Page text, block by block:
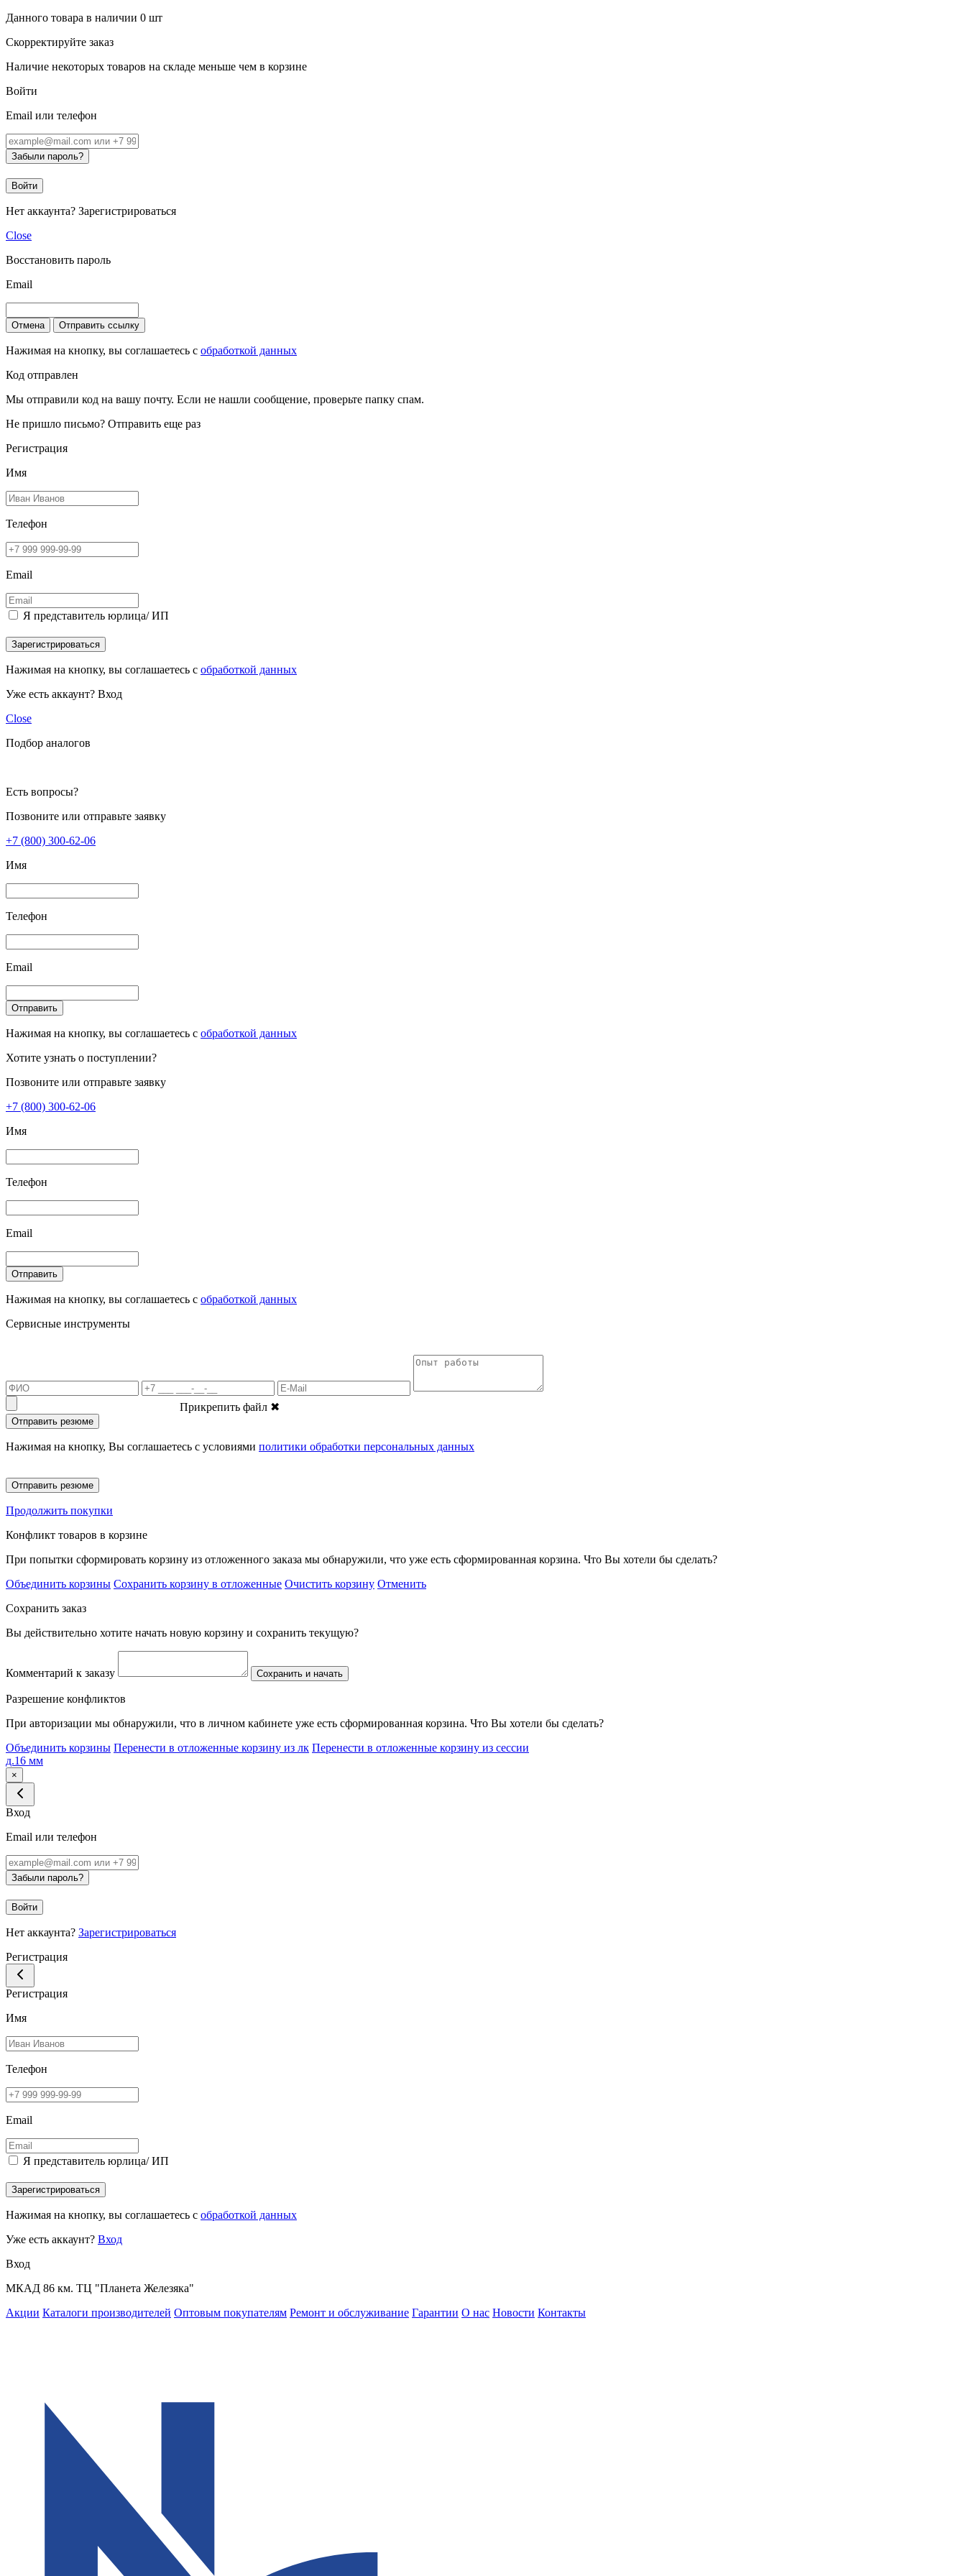
Данного товара в наличии 0 шт
Скорректируйте заказ
Наличие некоторых товаров на складе меньше чем в корзине
Войти
Email или телефон
Забыли пароль?
Войти
Нет аккаунта? Зарегистрироваться
Close
Восстановить пароль
Email
Отмена Отправить ссылку
Нажимая на кнопку, вы соглашаетесь с обработкой данных
Код отправлен
Мы отправили код на вашу почту. Если не нашли сообщение, проверьте папку спам.
Не пришло письмо? Отправить еще раз
Регистрация
Имя
Телефон
Email
Я представитель юрлица/ ИП
Зарегистрироваться
Нажимая на кнопку, вы соглашаетесь с обработкой данных
Уже есть аккаунт? Вход
Close
Подбор аналогов
Есть вопросы?
Позвоните или отправьте заявку
+7 (800) 300-62-06
Имя
Телефон
Email
Отправить
Нажимая на кнопку, вы соглашаетесь с обработкой данных
Хотите узнать о поступлении?
Позвоните или отправьте заявку
+7 (800) 300-62-06
Имя
Телефон
Email
Отправить
Нажимая на кнопку, вы соглашаетесь с обработкой данных
Сервисные инструменты
Прикрепить файл ✖
Отправить резюме
Нажимая на кнопку, Вы соглашаетесь с условиями политики обработки персональных данных
Отправить резюме
Продолжить покупки
Конфликт товаров в корзине
При попытки сформировать корзину из отложенного заказа мы обнаружили, что уже есть сформированная корзина. Что Вы хотели бы сделать?
Объединить корзины Сохранить корзину в отложенные Очистить корзину Отменить
Сохранить заказ
Вы действительно хотите начать новую корзину и сохранить текущую?
Комментарий к заказу Сохранить и начать
Разрешение конфликтов
При авторизации мы обнаружили, что в личном кабинете уже есть сформированная корзина. Что Вы хотели бы сделать?
Объединить корзины Перенести в отложенные корзину из лк Перенести в отложенные корзину из сессии
д.16 мм
×
Вход
Email или телефон
Забыли пароль?
Войти
Нет аккаунта? Зарегистрироваться
Регистрация
Регистрация
Имя
Телефон
Email
Я представитель юрлица/ ИП
Зарегистрироваться
Нажимая на кнопку, вы соглашаетесь с обработкой данных
Уже есть аккаунт? Вход
Вход
МКАД 86 км. ТЦ "Планета Железяка"
Акции Каталоги производителей Оптовым покупателям Ремонт и обслуживание Гарантии О нас Новости Контакты